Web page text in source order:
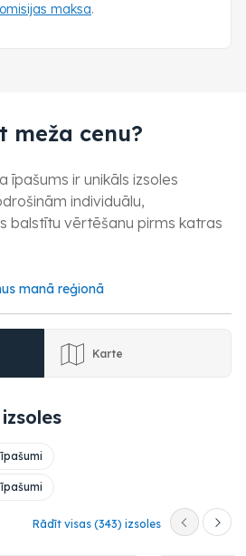
maksa.
meža cenu?
īpašums ir unikāls izsoles
individuālu,
balstītu vērtēšanu pirms katras
manā reģionā
Karte
Rādīt visas (343) izsoles